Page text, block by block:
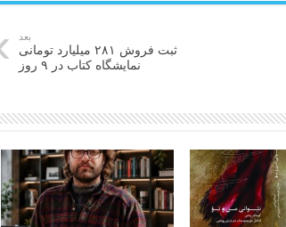
بعد
ثبت فروش ۲۸۱ میلیارد تومانی
نمایشگاه کتاب در ۹ روز